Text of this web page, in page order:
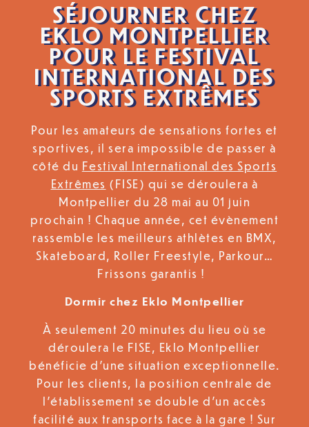
SÉJOURNER CHEZ
EKLO MONTPELLIER
POUR LE FESTIVAL
INTERNATIONAL DES
SPORTS EXTRÊMES
Pour les amateurs de sensations fortes et
sportives, il sera impossible de passer à
côté du Festival International des Sports
Extrêmes (FISE) qui se déroulera à
Montpellier du 28 mai au 01 juin
prochain ! Chaque année, cet évènement
rassemble les meilleurs athlètes en BMX,
Skateboard, Roller Freestyle, Parkour…
Frissons garantis !
Dormir chez Eklo Montpellier
À seulement 20 minutes du lieu où se
déroulera le FISE, Eklo Montpellier
bénéficie d’une situation exceptionnelle.
Pour les clients, la position centrale de
l’établissement se double d’un accès
facilité aux transports face à la gare ! Sur